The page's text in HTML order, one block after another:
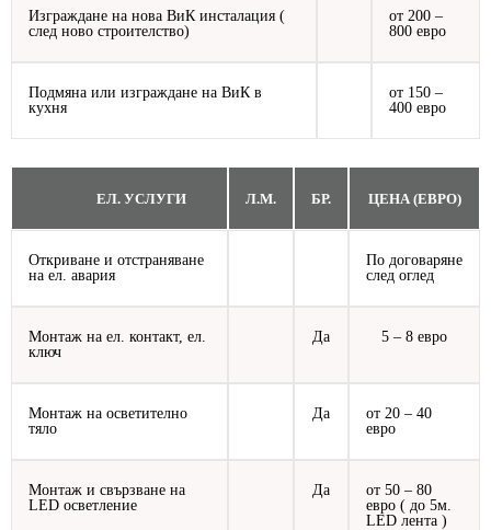
Изграждане на нова ВиК инсталация (
след ново строителство)
от 200 –
800 евро
Подмяна или изграждане на ВиК в
кухня
от 150 –
400 евро
ЕЛ. УСЛУГИ Л.М. БР. ЦЕНА (ЕВРО)
Откриване и отстраняване
на ел. авария
По договаряне
след оглед
Монтаж на ел. контакт, ел.
ключ
Да 5 – 8 евро
Монтаж на осветително
тяло
Да
от 20 – 40
евро
Монтаж и свързване на
LED осветление
Да
от 50 – 80
евро ( до 5м.
LED лента )